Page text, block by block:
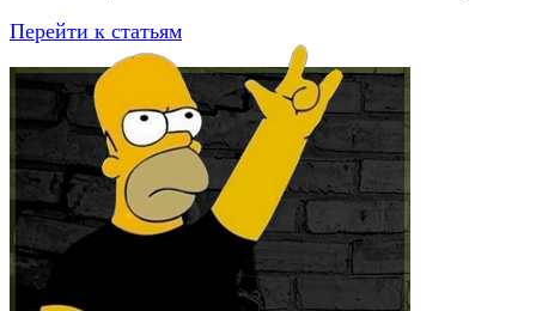
Перейти к статьям